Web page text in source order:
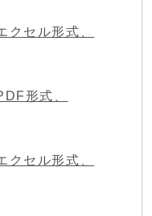
セル形式、
形式、
セル形式、